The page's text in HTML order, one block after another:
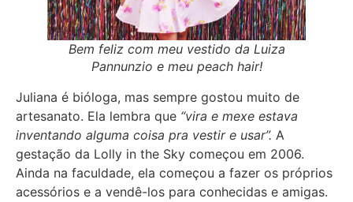
Bem feliz com meu vestido da Luiza
Pannunzio e meu peach hair!
Juliana é bióloga, mas sempre gostou muito de
artesanato. Ela lembra que “vira e mexe estava
inventando alguma coisa pra vestir e usar”. A
gestação da Lolly in the Sky começou em 2006.
Ainda na faculdade, ela começou a fazer os próprios
acessórios e a vendê-los para conhecidas e amigas.